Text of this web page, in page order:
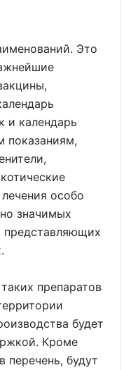
Это
и календарь
показаниям,
особо
значимых
представляющих
препаратов
будет
Кроме
перечень, будут